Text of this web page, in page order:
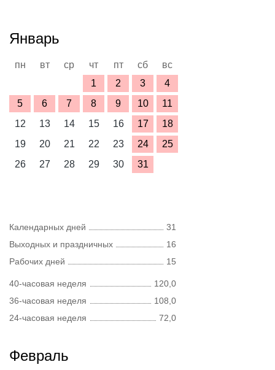
Январь
пн вт ср чт пт сб
вс
1
2 3
4
5
6 7 8 9 10
11
12
13 14 15 16 17
18
19
20 21 22 23 24
25
26
27 28 29 30 31
Календарных дней
31
Выходных и праздничных
16
Рабочих дней
15
40-часовая неделя
120,0
36-часовая неделя
108,0
24-часовая неделя
72,0
Февраль